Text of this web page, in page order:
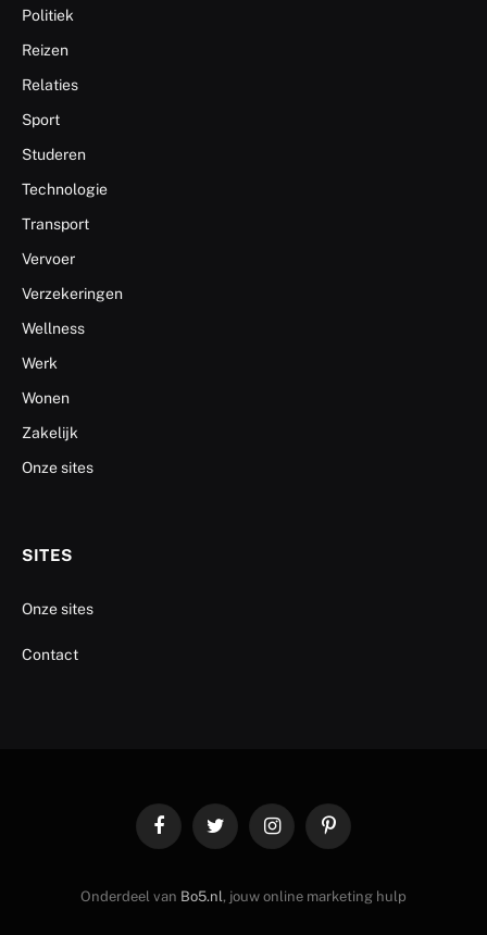
Politiek
Reizen
Relaties
Sport
Studeren
Technologie
Transport
Vervoer
Verzekeringen
Wellness
Werk
Wonen
Zakelijk
Onze sites
SITES
Onze sites
Contact
FacebookTwitter InstagramPinterest
Onderdeel van Bo5.nl, jouw online marketing hulp